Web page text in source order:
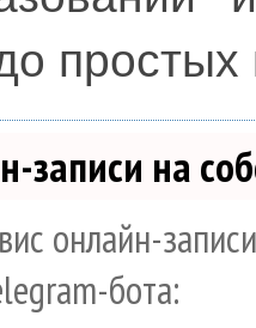
простых
записи на
онлайн-
бота: